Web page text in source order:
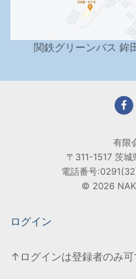
関鉄グリーンバス 鉾
有限
〒311-1517 茨
電話番号
© 2026
ログイン
↑ログインは登録者のみ可